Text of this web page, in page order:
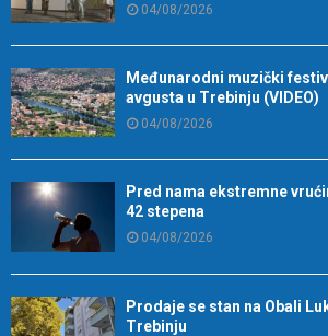
04/08/2026
Međunarodni muzički
avgusta u Trebinju (VIDEO)
04/08/2026
Pred nama ekstremne
42 stepena
04/08/2026
Prodaje se stan na Obali
Trebinju